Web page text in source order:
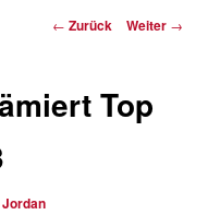
Beitrags-
← Zurück Weiter →
Top
Jordan